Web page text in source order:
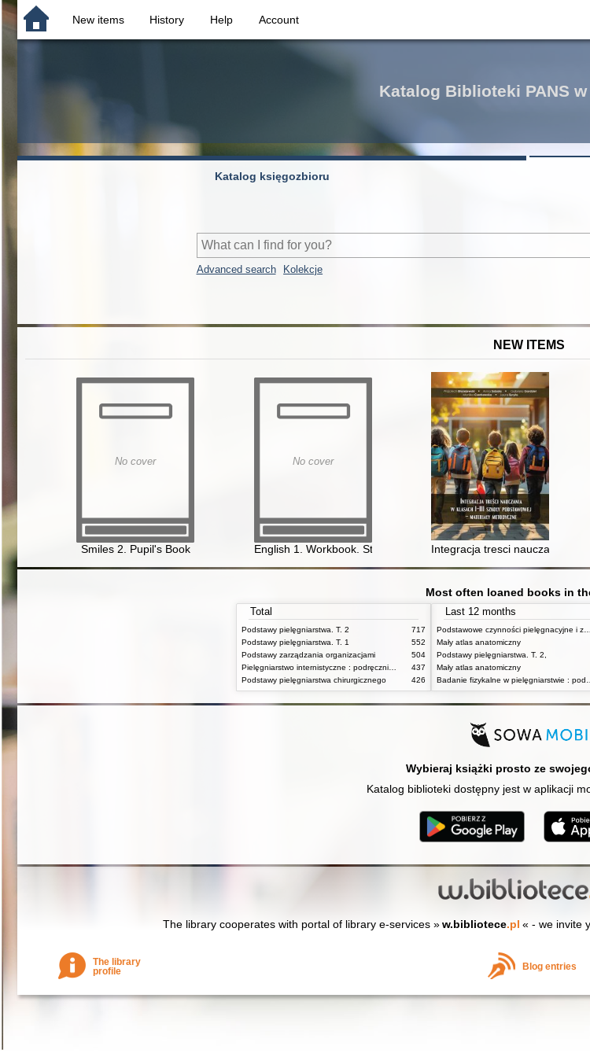
New items History Help Account
Katalog Biblioteki PANS w
Katalog księgozbioru
Advanced search Kolekcje
NEW ITEMS
No cover
Smiles 2. Pupil's Book
No cover
English 1. Workbook. Student's BookIntegracja tresci nauczania w
Most often loaned books in
Total
Podstawy pielęgniarstwa. T. 2
717
Podstawy pielęgniarstwa. T. 1
552
Podstawy zarządzania organizacjami
504
437
Podstawy pielęgniarstwa chirurgicznego
426
Last 12 months
Mały atlas anatomiczny
Podstawy pielęgniarstwa. T. 2,
Mały atlas anatomiczny
Wybieraj książki prosto ze
Katalog biblioteki dostępny jest w aplikacji
The library cooperates with portal of library e-services » w.bibliotece.pl « - we invite
The library
profile
Blog entries